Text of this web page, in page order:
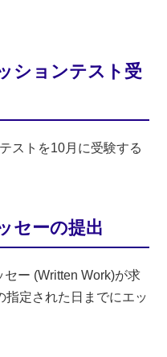
ションテスト受
ストを10月に受験する
セーの提出
ー (Written Work)が求
指定された日までにエッ